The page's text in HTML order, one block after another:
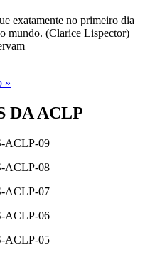
exatamente no primeiro dia
mundo. (Clarice Lispector)
»
DA ACLP